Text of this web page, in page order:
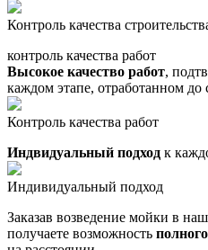
Контроль качества
контроль качества работ
Высокое качество работ,
каждом этапе, отработанном до
Контроль качества работ
Индвидуальный подход к
Индивидуальный подход
Заказав возведение мойки в
получаете возможность